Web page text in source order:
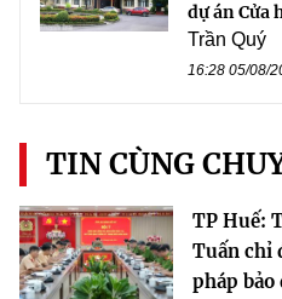
dự án Cửa
Trần Quý
16:28 05/08/
TIN CÙNG
TP Huế:
Tuấn chỉ
pháp bảo